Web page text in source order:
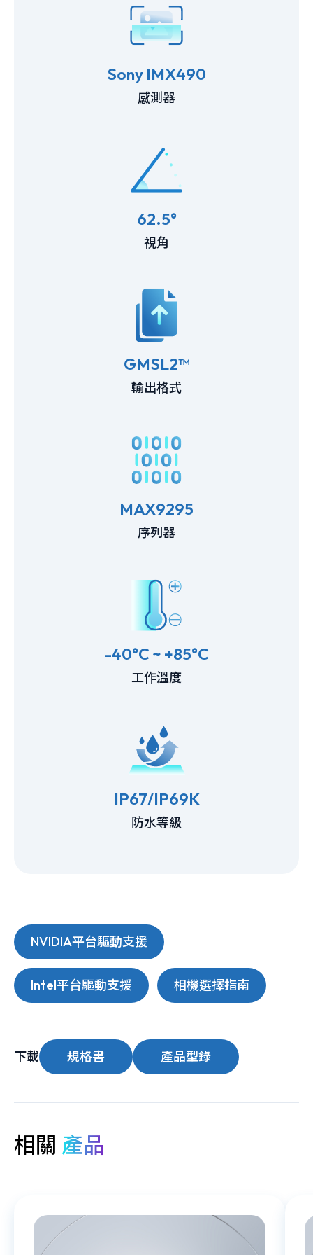
Sony IMX490
感測器
62.5°
視角
GMSL2™
輸出格式
MAX9295
序列器
-40°C ~ +85°C
工作溫度
IP67/IP69K
防水等級
NVIDIA平台驅動支援
Intel平台驅動支援 相機選擇指南
下載 規格書 產品型錄
相關 產品